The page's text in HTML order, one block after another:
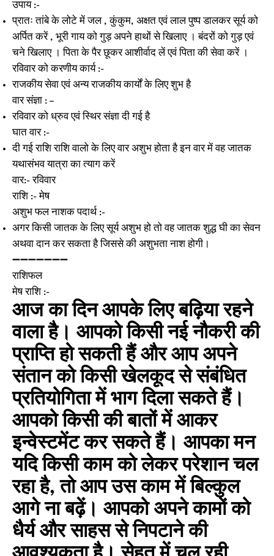
उपाय :-
प्रातः तांबे के लोटे में जल , कुंकुम, अक्षत एवं लाल पुष्प डालकर सूर्य को
अर्पित करें , भूरी गाय को गुड़ अपने हाथों से खिलाए । बंदरों को गुड़ एवं
चने खिलाए । पिता के पैर छूकर आशीर्वाद लें एवं पिता की सेवा करें ।
रविवार को करणीय कार्य :-
राजकीय सेवा एवं अन्य राजकीय कार्यों के लिए शुभ है
वार संज्ञा : –
रविवार को ध्रुव एवं स्थिर संज्ञा दी गई है
घात वार :-
दी गई राशि राशि वालो के लिए वार अशुभ होता है इन वार में वह जातक
यथासंभव यात्रा का त्याग करें
वार:- रविवार
राशि :- मेष
अशुभ फल नाशक पदार्थ :-
अगर किसी जातक के लिए सूर्य अशुभ हो तो वह जातक शुद्ध घी का सेवन
अथवा दान कर सकता है जिससे की अशुभता नाश होगी।
➖➖➖➖➖➖➖
राशिफल
मेष राशि :-
आज का दिन आपके लिए बढ़िया रहने
वाला है। आपको किसी नई नौकरी की
प्राप्ति हो सकती हैं और आप अपने
संतान को किसी खेलकूद से संबंधित
प्रतियोगिता में भाग दिला सकते हैं।
आपको किसी की बातों में आकर
इन्वेस्टमेंट कर सकते हैं। आपका मन
यदि किसी काम को लेकर परेशान चल
रहा है, तो आप उस काम में बिल्कुल
आगे ना बढ़ें। आपको अपने कामों को
धैर्य और साहस से निपटाने की